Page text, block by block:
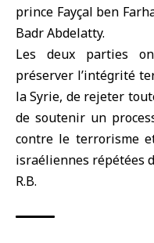
prince Fayçal ben
Badr Abdelatty.
Les deux parties
préserver l’intégrité
la Syrie, de rejeter
de soutenir un
contre le terrorisme
israéliennes répétées
R.B.